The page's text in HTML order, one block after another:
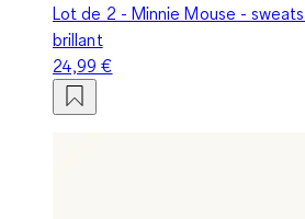
Lot de 2 - Minnie Mouse -
brillant
24,99 €